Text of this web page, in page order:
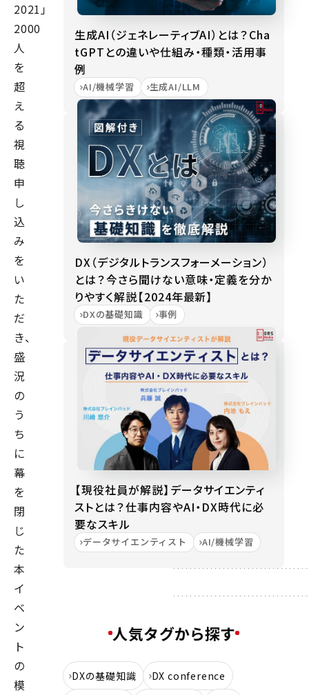
2021」。
2000
人
を
超
え
る
視
聴
申
し
込
み
を
い
た
だ
き、
盛
況
の
う
ち
に
幕
を
閉
じ
た
本
イ
ベ
ン
ト
の
模
生成AI（ジェネレーティブAI）とは？Cha
tGPTとの違いや仕組み・種類・活用事
例
AI/機械学習 生成AI/LLM
DX（デジタルトランスフォーメーション）
とは？今さら聞けない意味・定義を分か
りやすく解説【2024年最新】
DXの基礎知識 事例
【現役社員が解説】データサイエンティ
ストとは？仕事内容やAI・DX時代に必
要なスキル
データサイエンティスト AI/機械学習
人気タグから探す
DXの基礎知識
DX conference